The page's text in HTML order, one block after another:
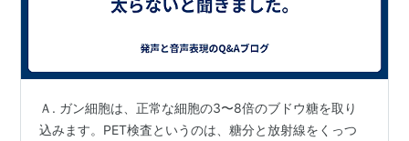
Ａ. ガン細胞は、正常な細胞の3〜8倍のブドウ糖を取り
込みます。PET検査というのは、糖分と放射線をくっつ